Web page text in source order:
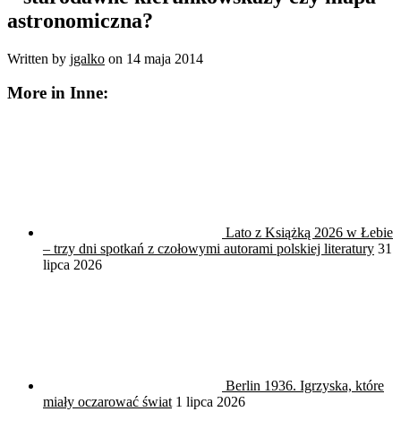
astronomiczna?
Written by jgalko on 14 maja 2014
More in Inne:
Lato z Książką 2026 w Łebie
– trzy dni spotkań z czołowymi autorami polskiej literatury 31
lipca 2026
Berlin 1936. Igrzyska, które
miały oczarować świat 1 lipca 2026